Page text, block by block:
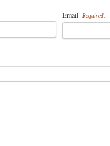
Email Required: